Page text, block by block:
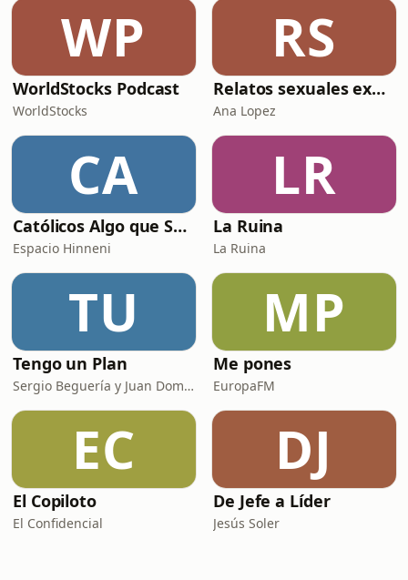
WP
WorldStocks Podcast
WorldStocks
RS
Relatos sexuales explícitos
Ana Lopez
CA
Católicos Algo que Saber
Espacio Hinneni
LR
La Ruina
La Ruina
TU
Tengo un Plan
Sergio Beguería y Juan Domínguez
MP
Me pones
EuropaFM
EC
El Copiloto
El Confidencial
DJ
De Jefe a Líder
Jesús Soler